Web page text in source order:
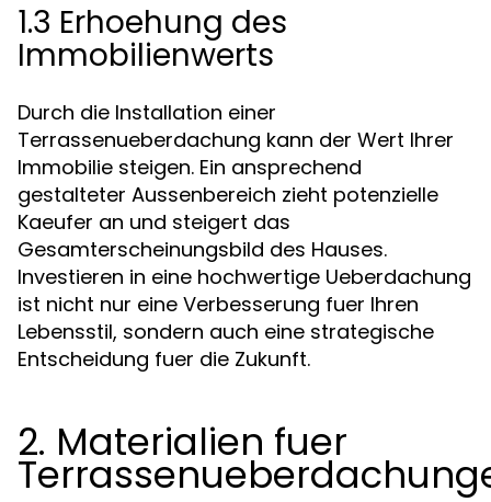
1.3 Erhoehung des
Immobilienwerts
Durch die Installation einer
Terrassenueberdachung kann der Wert Ihrer
Immobilie steigen. Ein ansprechend
gestalteter Aussenbereich zieht potenzielle
Kaeufer an und steigert das
Gesamterscheinungsbild des Hauses.
Investieren in eine hochwertige Ueberdachung
ist nicht nur eine Verbesserung fuer Ihren
Lebensstil, sondern auch eine strategische
Entscheidung fuer die Zukunft.
2. Materialien fuer